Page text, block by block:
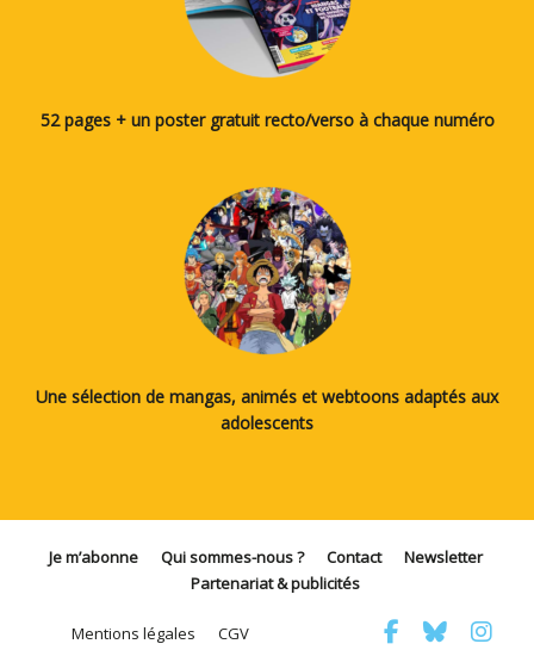
52 pages + un poster gratuit recto/verso à chaque numéro
Une sélection de mangas, animés et webtoons adaptés aux
adolescents
Je m’abonne Qui sommes-nous ? Contact
Newsletter
Partenariat & publicités
Mentions légales CGV